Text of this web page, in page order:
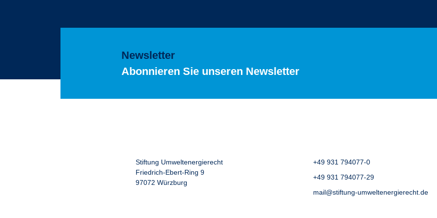
Newsletter
Abonnieren Sie unseren Newsletter
Stiftung Umweltenergierecht
Friedrich-Ebert-Ring 9
97072 Würzburg
+49 931 794077-0
+49 931 794077-29
mail@stiftung-umweltenergierecht.de